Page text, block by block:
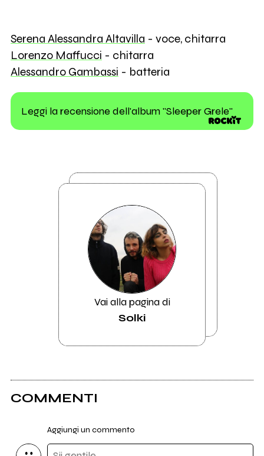
Serena Alessandra Altavilla - voce, chitarra
Lorenzo Maffucci - chitarra
Alessandro Gambassi - batteria
Leggi la recensione dell'album "Sleeper Grele"
Vai alla pagina di
Solki
COMMENTI
Aggiungi un commento